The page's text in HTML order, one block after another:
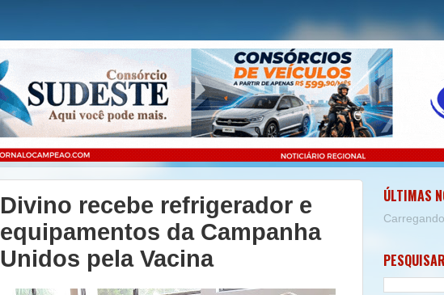
Divino recebe refrigerador e
equipamentos da Campanha
Unidos pela Vacina
ÚLTIMAS
PESQUISAR